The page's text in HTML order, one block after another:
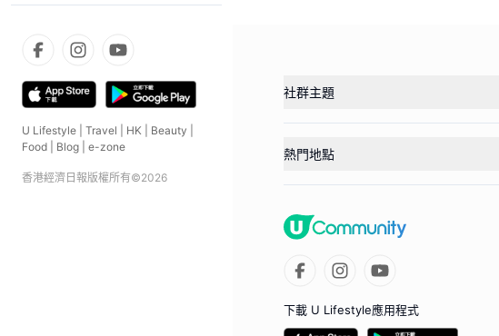
U Lifestyle Travel HK Beauty
Food
Blog e-zone
香港經濟日報版權所有©2026
社群主題
熱門地點
下載 U Lifestyle應用程式